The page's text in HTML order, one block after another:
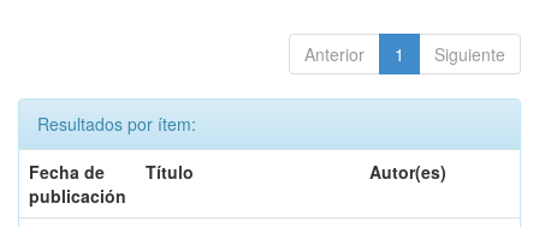
Anterior 1 Siguiente
Resultados por ítem:
Fecha de
publicación
Título Autor(es)